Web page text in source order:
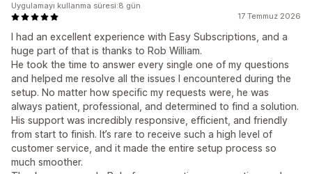
17 Temmuz 2026
I had an excellent experience with Easy Subscriptions, and a
huge part of that is thanks to Rob William.
He took the time to answer every single one of my questions
and helped me resolve all the issues I encountered during the
setup. No matter how specific my requests were, he was
always patient, professional, and determined to find a solution.
His support was incredibly responsive, efficient, and friendly
from start to finish. It’s rare to receive such a high level of
customer service, and it made the entire setup process so
much smoother.
Uygulamayı kullanma süresi:8 gün